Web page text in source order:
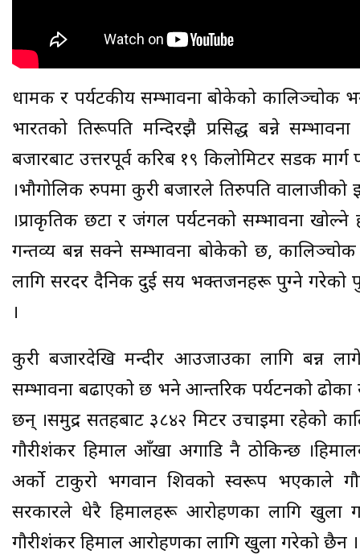
धार्मिक र पर्यटकीय सम्भावना बोकेको
भारतको तिरूपति मन्दिरझै प्रसिद्ध बन्ने
बजारबाट उत्तरपूर्व करिब १९ किलोमिटर सडक
।भौगोलिक रुपमा कुरी बजारले तिरुपति
।प्राकृतिक छटा र जंगल पर्यटनको सम्भावना
गन्तव्य बन्न सक्ने सम्भावना बोकेको छ, कालिञ्चोक
लागि सरदर दैनिक दुई सय भक्तजनहरू पुग्ने गरेको
।
कुरी बजारदेखि मन्दीर आउजाउका लागि बन्न
सम्भावना बढाएको छ भने आन्तरिक पर्यटनको
छन् ।समुद्र सतहबाट ३८४२ मिटर उचाइमा रहेको
गौरीशंकर हिमाल आँखा अगाडि नै ठोकिन्छ
अर्को टाकुरो भगवान शिवको स्वरूप भएकाले
सरकारले धेरै हिमालहरू आरोहणका लागि खुला
गौरीशंकर हिमाल आरोहणका लागि खुला गरेको छैन ।